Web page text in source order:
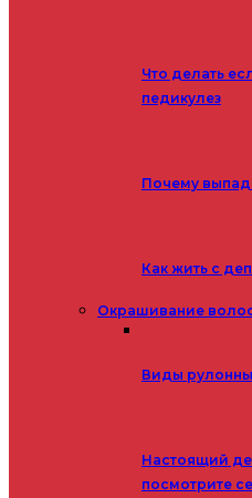
Что делать
педикулез
Почему
Как жить с
Окрашивание
Виды
Настоящий
посмотрите